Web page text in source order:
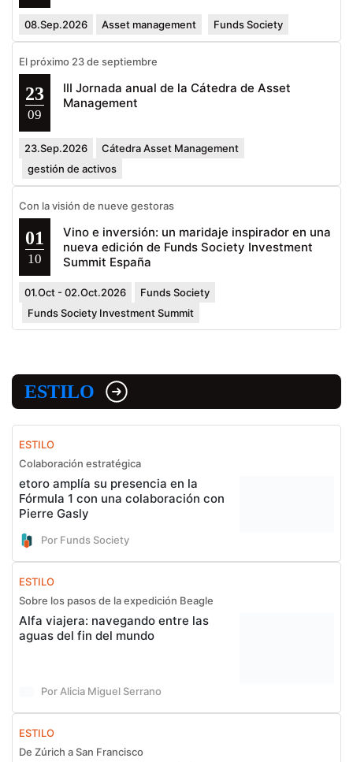
08.Sep.2026 Asset management Funds Society
El próximo 23 de septiembre
23
09
III Jornada anual de la Cátedra de Asset
Management
23.Sep.2026
Cátedra Asset Management
gestión de activos
Con la visión de nueve gestoras
01
10
Vino e inversión: un maridaje inspirador en una
nueva edición de Funds Society Investment
Summit España
01.Oct - 02.Oct.2026
Funds Society
Funds Society Investment Summit
ESTILO
ESTILO
Colaboración estratégica
etoro amplía su presencia en la
Fórmula 1 con una colaboración con
Pierre Gasly
Por Funds Society
ESTILO
Sobre los pasos de la expedición Beagle
Alfa viajera: navegando entre las
aguas del fin del mundo
Por Alicia Miguel Serrano
ESTILO
De Zúrich a San Francisco